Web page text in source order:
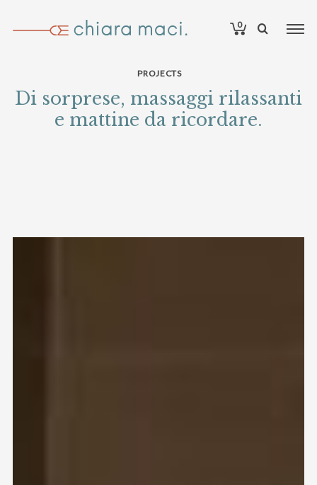
0
PROJECTS
Di sorprese, massaggi rilassanti
e mattine da ricordare.